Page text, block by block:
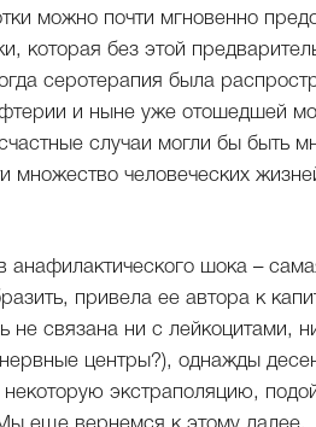
можно почти мгновенно
которая без этой
серотерапия была
и ныне уже отошедшей
случаи могли бы быть
множество человеческих
анафилактического шока –
привела ее автора к
не связана ни с лейкоцитами,
центры?), однажды
экстраполяцию,